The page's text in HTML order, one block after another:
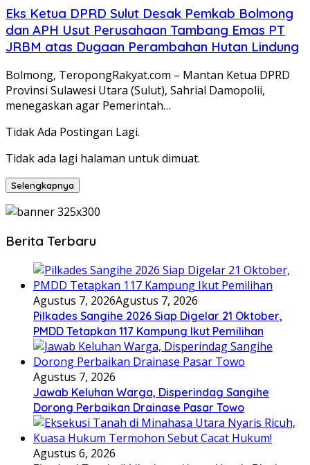
Eks Ketua DPRD Sulut Desak Pemkab Bolmong
dan APH Usut Perusahaan Tambang Emas PT
JRBM atas Dugaan Perambahan Hutan Lindung
Bolmong, TeropongRakyat.com – Mantan Ketua DPRD
Provinsi Sulawesi Utara (Sulut), Sahrial Damopolii,
menegaskan agar Pemerintah…
Tidak Ada Postingan Lagi.
Tidak ada lagi halaman untuk dimuat.
Selengkapnya
Berita Terbaru
Agustus 7, 2026Agustus 7, 2026
Pilkades Sangihe 2026 Siap Digelar 21 Oktober,
PMDD Tetapkan 117 Kampung Ikut Pemilihan
Agustus 7, 2026
Jawab Keluhan Warga, Disperindag Sangihe
Dorong Perbaikan Drainase Pasar Towo
Agustus 6, 2026